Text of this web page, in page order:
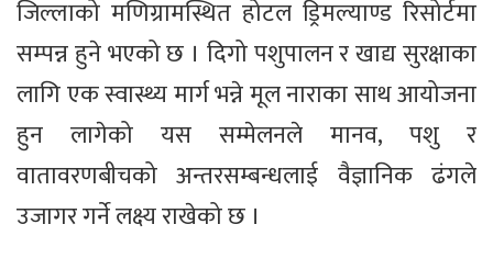
जिल्लाको मणिग्रामस्थित होटल ड्रिमल्याण्ड रिसोर्टमा
सम्पन्न हुने भएको छ । दिगो पशुपालन र खाद्य सुरक्षाका
लागि एक स्वास्थ्य मार्ग भन्ने मूल नाराका साथ आयोजना
हुन लागेको यस सम्मेलनले मानव, पशु र
वातावरणबीचको अन्तरसम्बन्धलाई वैज्ञानिक ढंगले
उजागर गर्ने लक्ष्य राखेको छ ।